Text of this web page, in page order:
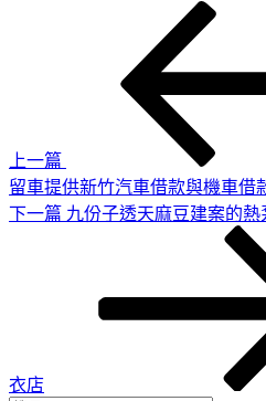
上一篇
留車提供新竹汽車借款與機車借
下
下一篇 九份子透天麻豆建案的
衣店